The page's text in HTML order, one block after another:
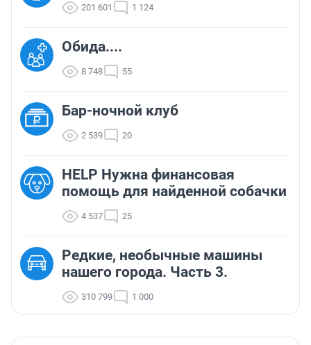
201 601 1 124
Обида....
8 748 55
Бар-ночной клуб
2 539 20
HELP Нужна финансовая
помощь для найденной собачки
4 537 25
Редкие, необычные машины
нашего города. Часть 3.
310 799 1 000